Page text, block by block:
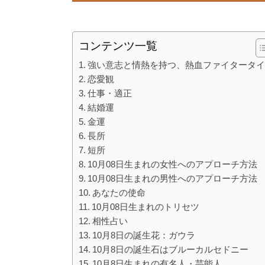
コンテンツ一覧
強い意志と情熱を持つ、熱血ファイタータ
恋愛観
仕事・適正
結婚運
金運
長所
短所
10月08日生まれの女性へのアプローチ方法
10月08日生まれの男性へのアプローチ方法
あなたの使命
10月08日生まれのトリセツ
相性占い
10月8日の誕生花：ガウラ
10月8日の誕生石はブルーカルセドニー